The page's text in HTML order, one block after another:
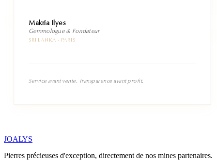
Makria Ilyes
Gemmologue & Fondateur
SRI LANKA · PARIS
Service avant vente. Transparence avant profit.
JOALYS
Pierres précieuses d'exception, directement de nos mines partenaires.